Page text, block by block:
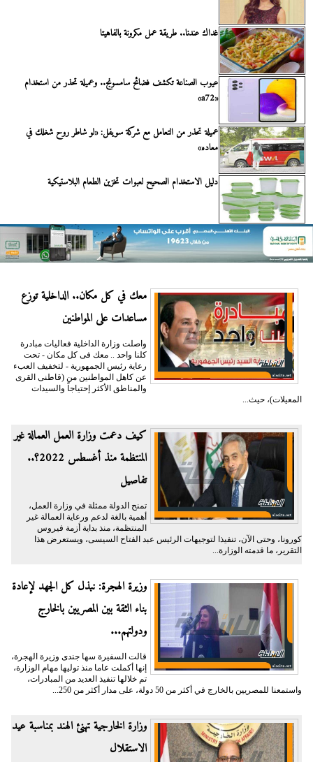
غداك عندنا.. طريقة عمل مكرونة بالفاهيتا
عيوب الصناعة تكشف فضائح سامسونج.. وعميلة تحذر من استخدام
«a72»
عميلة تحذر من التعامل مع شركة سويفل: «لو شاطر روح شغلك في
معاده»
دليل الاستخدام الصحيح لعبوات تخزين الطعام البلاستيكية
معك في كل مكان.. الداخلية توزع
مساعدات على المواطنين
واصلت وزارة الداخلية فعاليات مبادرة
كلنا واحد .. معك فى كل مكان - تحت
رعاية رئيس الجمهورية - لتخفيف العبء
عن كاهل المواطنين من (قاطنى القرى
والمناطق الأكثر إحتياجاً والسيدات
المعيلات)، حيث...
كيف دعمت وزارة العمل العمالة غير
المنتظمة منذ أغسطس 2022؟..
تفاصيل
تمنح الدولة ممثلة في وزارة العمل،
أهمية بالغة لدعم ورعاية العمالة غير
المنتظمة، منذ بداية أزمة فيروس
كورونا، وحتى الآن، تنفيذا لتوجيهات الرئيس عبد الفتاح السيسى، ويستعرض هذا
التقرير، ما قدمته الوزارة...
وزيرة الهجرة: نبذل كل الجهد لإعادة
بناء الثقة بين المصريين بالخارج
ودولتهم...
قالت السفيرة سها جندى وزيرة الهجرة،
إنها أكملت عاما منذ توليها مهام الوزارة،
تم خلالها تنفيذ العديد من المبادرات،
واستمعنا للمصريين بالخارج في أكثر من 50 دولة، على مدار أكثر من 250...
وزارة الخارجية تهنئ الهند بمناسبة عيد
الاستقلال